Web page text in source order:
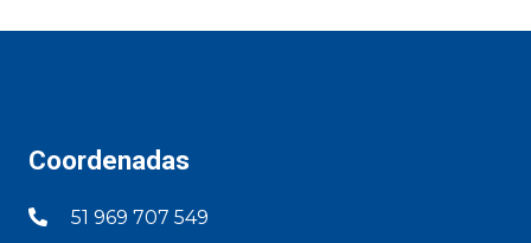
Coordenadas
51 969 707 549